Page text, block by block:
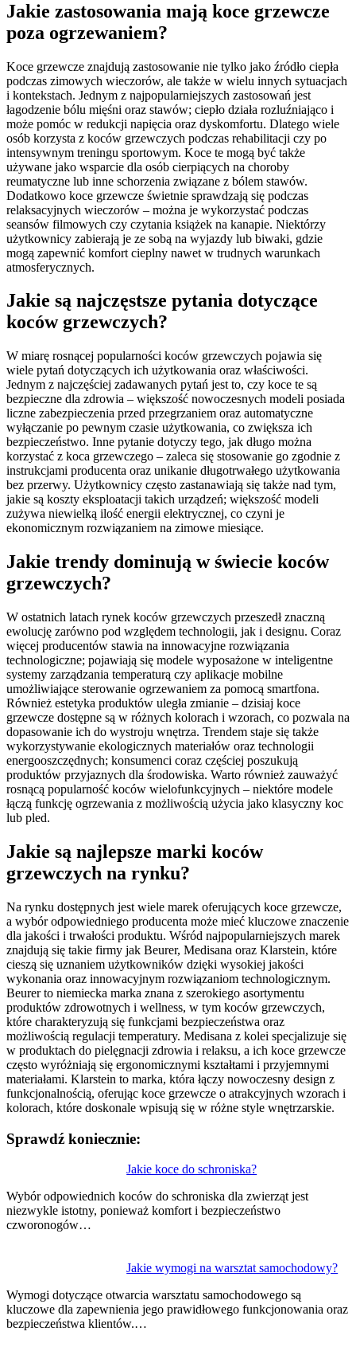
Jakie zastosowania mają koce grzewcze
poza ogrzewaniem?
Koce grzewcze znajdują zastosowanie nie tylko jako źródło ciepła
podczas zimowych wieczorów, ale także w wielu innych sytuacjach
i kontekstach. Jednym z najpopularniejszych zastosowań jest
łagodzenie bólu mięśni oraz stawów; ciepło działa rozluźniająco i
może pomóc w redukcji napięcia oraz dyskomfortu. Dlatego wiele
osób korzysta z koców grzewczych podczas rehabilitacji czy po
intensywnym treningu sportowym. Koce te mogą być także
używane jako wsparcie dla osób cierpiących na choroby
reumatyczne lub inne schorzenia związane z bólem stawów.
Dodatkowo koce grzewcze świetnie sprawdzają się podczas
relaksacyjnych wieczorów – można je wykorzystać podczas
seansów filmowych czy czytania książek na kanapie. Niektórzy
użytkownicy zabierają je ze sobą na wyjazdy lub biwaki, gdzie
mogą zapewnić komfort cieplny nawet w trudnych warunkach
atmosferycznych.
Jakie są najczęstsze pytania dotyczące
koców grzewczych?
W miarę rosnącej popularności koców grzewczych pojawia się
wiele pytań dotyczących ich użytkowania oraz właściwości.
Jednym z najczęściej zadawanych pytań jest to, czy koce te są
bezpieczne dla zdrowia – większość nowoczesnych modeli posiada
liczne zabezpieczenia przed przegrzaniem oraz automatyczne
wyłączanie po pewnym czasie użytkowania, co zwiększa ich
bezpieczeństwo. Inne pytanie dotyczy tego, jak długo można
korzystać z koca grzewczego – zaleca się stosowanie go zgodnie z
instrukcjami producenta oraz unikanie długotrwałego użytkowania
bez przerwy. Użytkownicy często zastanawiają się także nad tym,
jakie są koszty eksploatacji takich urządzeń; większość modeli
zużywa niewielką ilość energii elektrycznej, co czyni je
ekonomicznym rozwiązaniem na zimowe miesiące.
Jakie trendy dominują w świecie koców
grzewczych?
W ostatnich latach rynek koców grzewczych przeszedł znaczną
ewolucję zarówno pod względem technologii, jak i designu. Coraz
więcej producentów stawia na innowacyjne rozwiązania
technologiczne; pojawiają się modele wyposażone w inteligentne
systemy zarządzania temperaturą czy aplikacje mobilne
umożliwiające sterowanie ogrzewaniem za pomocą smartfona.
Również estetyka produktów uległa zmianie – dzisiaj koce
grzewcze dostępne są w różnych kolorach i wzorach, co pozwala na
dopasowanie ich do wystroju wnętrza. Trendem staje się także
wykorzystywanie ekologicznych materiałów oraz technologii
energooszczędnych; konsumenci coraz częściej poszukują
produktów przyjaznych dla środowiska. Warto również zauważyć
rosnącą popularność koców wielofunkcyjnych – niektóre modele
łączą funkcję ogrzewania z możliwością użycia jako klasyczny koc
lub pled.
Jakie są najlepsze marki koców
grzewczych na rynku?
Na rynku dostępnych jest wiele marek oferujących koce grzewcze,
a wybór odpowiedniego producenta może mieć kluczowe znaczenie
dla jakości i trwałości produktu. Wśród najpopularniejszych marek
znajdują się takie firmy jak Beurer, Medisana oraz Klarstein, które
cieszą się uznaniem użytkowników dzięki wysokiej jakości
wykonania oraz innowacyjnym rozwiązaniom technologicznym.
Beurer to niemiecka marka znana z szerokiego asortymentu
produktów zdrowotnych i wellness, w tym koców grzewczych,
które charakteryzują się funkcjami bezpieczeństwa oraz
możliwością regulacji temperatury. Medisana z kolei specjalizuje się
w produktach do pielęgnacji zdrowia i relaksu, a ich koce grzewcze
często wyróżniają się ergonomicznymi kształtami i przyjemnymi
materiałami. Klarstein to marka, która łączy nowoczesny design z
funkcjonalnością, oferując koce grzewcze o atrakcyjnych wzorach i
kolorach, które doskonale wpisują się w różne style wnętrzarskie.
Sprawdź koniecznie:
Jakie koce do schroniska?
Wybór odpowiednich koców do schroniska dla zwierząt jest
niezwykle istotny, ponieważ komfort i bezpieczeństwo
czworonogów…
Jakie wymogi na warsztat samochodowy?
Wymogi dotyczące otwarcia warsztatu samochodowego są
kluczowe dla zapewnienia jego prawidłowego funkcjonowania oraz
bezpieczeństwa klientów.…
wpisu